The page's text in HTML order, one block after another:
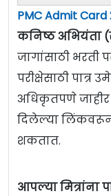
PMC Admit Card
कनिष्ठ अभियंता
जागांसाठी भरती
परीक्षेसाठी पात्र
अधिकृतपणे
दिलेल्या
शकतात.
आपल्या मित्रांना